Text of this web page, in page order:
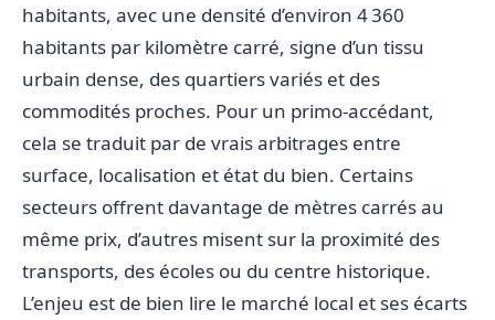
habitants, avec une densité d’environ 4 360
habitants par kilomètre carré, signe d’un tissu
urbain dense, des quartiers variés et des
commodités proches. Pour un primo-accédant,
cela se traduit par de vrais arbitrages entre
surface, localisation et état du bien. Certains
secteurs offrent davantage de mètres carrés au
même prix, d’autres misent sur la proximité des
transports, des écoles ou du centre historique.
L’enjeu est de bien lire le marché local et ses écarts